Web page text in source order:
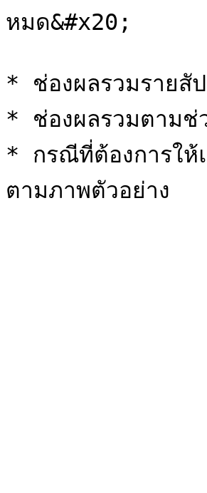
หมด&#x20;
* ช่องผลรวมรายสัป
* ช่องผลรวมตามช่ว
* กรณีที่ต้องการให้